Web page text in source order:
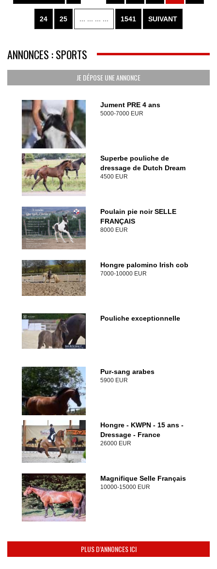
24 25 ... ... ... ... 1541 SUIVANT
ANNONCES : SPORTS
JE DÉPOSE UNE ANNONCE
Jument PRE 4 ans
5000-7000 EUR
Superbe pouliche de
dressage de Dutch Dream
4500 EUR
Poulain pie noir SELLE
FRANÇAIS
8000 EUR
Hongre palomino Irish cob
7000-10000 EUR
Pouliche exceptionnelle
Pur-sang arabes
5900 EUR
Hongre - KWPN - 15 ans -
Dressage - France
26000 EUR
Magnifique Selle Français
10000-15000 EUR
PLUS D’ANNONCES ICI